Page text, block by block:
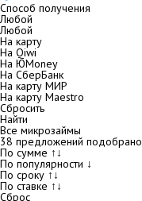
Способ получения
Любой
Любой
На карту
На Qiwi
На ЮMoney
На СберБанк
На карту МИР
На карту Maestro
Сбросить
Найти
Все микрозаймы
38 предложений подобрано
По сумме ↑↓
По популярности ↓
По сроку ↑↓
По ставке ↑↓
Сброс